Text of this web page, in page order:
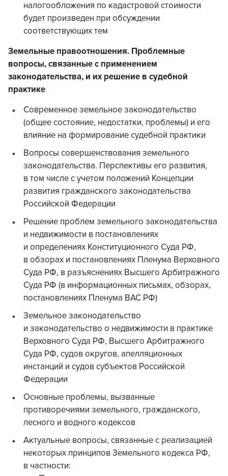
налогообложения по кадастровой стоимости
будет произведен при обсуждении
соответствующих тем
Земельные правоотношения. Проблемные
вопросы, связанные с применением
законодательства, и их решение в судебной
практике
Современное земельное законодательство
(общее состояние, недостатки, проблемы) и его
влияние на формирование судебной практики
Вопросы совершенствования земельного
законодательства. Перспективы его развития,
в том числе с учетом положений Концепции
развития гражданского законодательства
Российской Федерации
Решение проблем земельного законодательства
и недвижимости в постановлениях
и определениях Конституционного Суда РФ,
в обзорах и постановлениях Пленума Верховного
Суда РФ, в разъяснениях Высшего Арбитражного
Суда РФ (в информационных письмах, обзорах,
постановлениях Пленума ВАС РФ)
Земельное законодательство
и законодательство о недвижимости в практике
Верховного Суда РФ, Высшего Арбитражного
Суда РФ, судов округов, апелляционных
инстанций и судов субъектов Российской
Федерации
Основные проблемы, вызванные
противоречиями земельного, гражданского,
лесного и водного кодексов
Актуальные вопросы, связанные с реализацией
некоторых принципов Земельного кодекса РФ,
в частности: